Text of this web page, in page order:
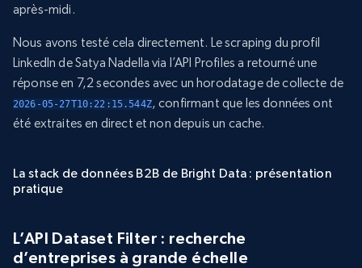
après-midi.
Nous avons testé cela directement. Le scraping du profil
LinkedIn de Satya Nadella via l’API Profiles a retourné une
réponse en 7,2 secondes avec un horodatage de collecte de
2026-05-27T10:22:15.544Z, confirmant que les données ont
été extraites en direct et non depuis un cache.
La stack de données B2B de Bright Data : présentation
pratique
L’API Dataset Filter : recherche
d’entreprises à grande échelle